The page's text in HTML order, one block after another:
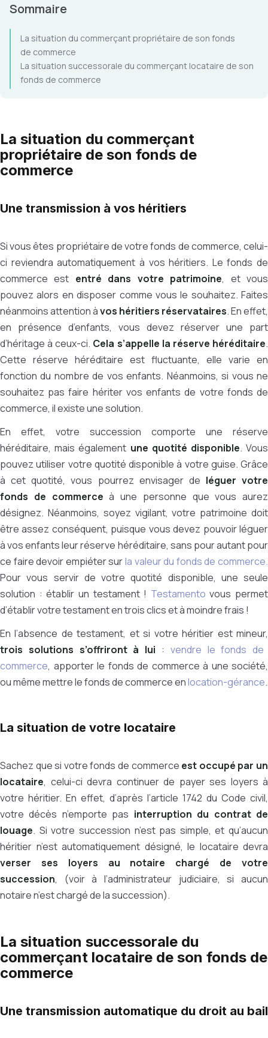
Sommaire
La situation du commerçant propriétaire de son fonds
de commerce
La situation successorale du commerçant locataire de son
fonds de commerce
La situation du commerçant
propriétaire de son fonds de
commerce
Une transmission à vos héritiers
Si vous êtes propriétaire de votre fonds de commerce, celui-
ci reviendra automatiquement à vos héritiers. Le fonds de
commerce est entré dans votre patrimoine, et vous
pouvez alors en disposer comme vous le souhaitez. Faites
néanmoins attention àvos héritiers réservataires. En effet,
en présence d’enfants, vous devez réserver une part
d’héritage à ceux-ci. Cela s’appelle la réserve héréditaire.
Cette réserve héréditaire est fluctuante, elle varie en
fonction du nombre de vos enfants. Néanmoins, si vous ne
souhaitez pas faire hériter vos enfants de votre fonds de
commerce, il existe une solution.
En effet, votre succession comporte une réserve
héréditaire, mais également une quotité disponible. Vous
pouvez utiliser votre quotité disponible à votre guise. Grâce
à cet quotité, vous pourrez envisager de léguer votre
fonds de commerce à une personne que vous aurez
désignez. Néanmoins, soyez vigilant, votre patrimoine doit
être assez conséquent, puisque vous devez pouvoir léguer
à vos enfants leur réserve héréditaire, sans pour autant pour
ce faire devoir empiéter surla valeur du fonds de commerce.
Pour vous servir de votre quotité disponible, une seule
solution : établir un testament ! Testamento vous permet
d’établir votre testament en trois clics et à moindre frais !
En l’absence de testament, et si votre héritier est mineur,
trois solutions s’offriront à lui : vendre le fonds de
commerce, apporter le fonds de commerce à une société,
ou même mettre le fonds de commerce enlocation-gérance.
La situation de votre locataire
Sachez que si votre fonds de commerce est occupé par un
locataire, celui-ci devra continuer de payer ses loyers à
votre héritier. En effet, d’après l’article 1742 du Code civil,
votre décès n’emporte pas interruption du contrat de
louage. Si votre succession n’est pas simple, et qu’aucun
héritier n’est automatiquement désigné, le locataire devra
verser ses loyers au notaire chargé de votre
succession, (voir à l’administrateur judiciaire, si aucun
notaire n’est chargé de la succession).
La situation successorale du
commerçant locataire de son fonds de
commerce
Une transmission automatique du droit au bail